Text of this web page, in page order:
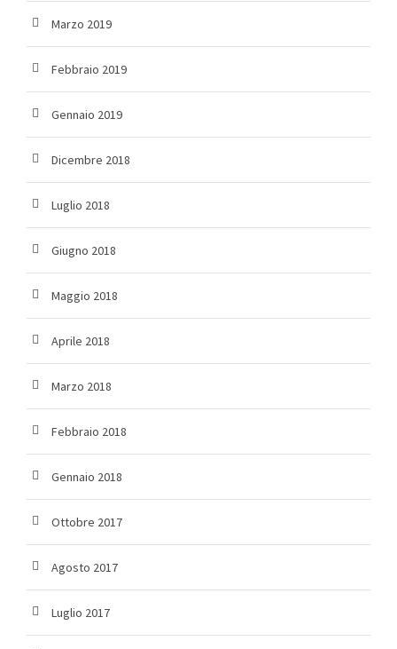
Marzo 2019
Febbraio 2019
Gennaio 2019
Dicembre 2018
Luglio 2018
Giugno 2018
Maggio 2018
Aprile 2018
Marzo 2018
Febbraio 2018
Gennaio 2018
Ottobre 2017
Agosto 2017
Luglio 2017